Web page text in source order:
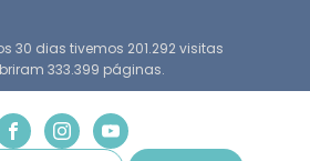
30 dias tivemos 201.292 visitas
333.399 páginas.